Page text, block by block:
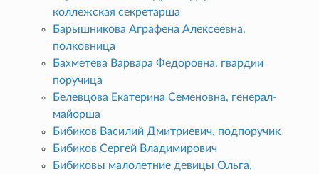
коллежская секретарша
Барышникова Аграфена Алексеевна,
полковница
Бахметева Варвара Федоровна, гвардии
поручица
Белевцова Екатерина Семеновна, генерал-
майорша
Бибиков Василий Дмитриевич, подпоручик
Бибиков Сергей Владимирович
Бибиковы малолетние девицы Ольга,